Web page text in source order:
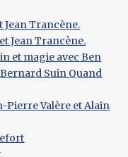
Jean Trancène.
Jean Trancène.
et magie avec Ben
Suin Quand
Pierre Valère et Alain